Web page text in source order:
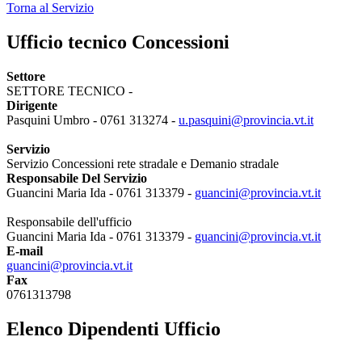
Torna al Servizio
Ufficio tecnico Concessioni
Settore
SETTORE TECNICO -
Dirigente
Pasquini Umbro - 0761 313274 - u.pasquini@provincia.vt.it
Servizio
Servizio Concessioni rete stradale e Demanio stradale
Responsabile Del Servizio
Guancini Maria Ida - 0761 313379 - guancini@provincia.vt.it
Responsabile dell'ufficio
Guancini Maria Ida - 0761 313379 - guancini@provincia.vt.it
E-mail
guancini@provincia.vt.it
Fax
0761313798
Elenco Dipendenti Ufficio